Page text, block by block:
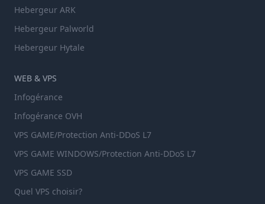
Hebergeur ARK
Hebergeur Palworld
Hebergeur Hytale
WEB & VPS
Infogérance
Infogérance OVH
VPS GAME/Protection Anti-DDoS L7
VPS GAME WINDOWS/Protection Anti-DDoS L7
VPS GAME SSD
Quel VPS choisir?